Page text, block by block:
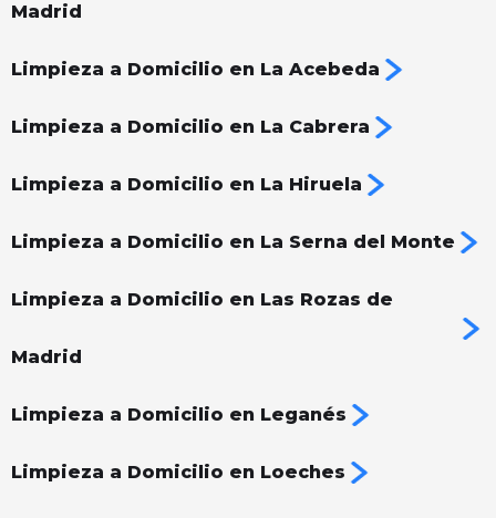
Madrid
Limpieza a Domicilio en La Acebeda
Limpieza a Domicilio en La Cabrera
Limpieza a Domicilio en La Hiruela
Limpieza a Domicilio en La Serna del Monte
Limpieza a Domicilio en Las Rozas de
Madrid
Limpieza a Domicilio en Leganés
Limpieza a Domicilio en Loeches